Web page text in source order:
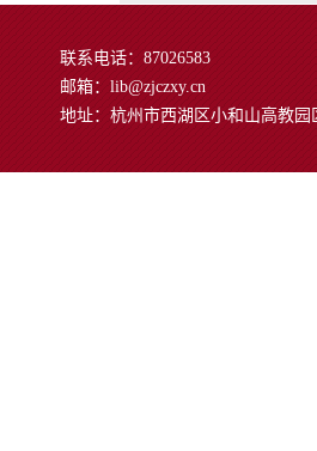
联系电话：87026583
邮箱：lib@zjczxy.cn
地址：杭州市西湖区小和山高教园